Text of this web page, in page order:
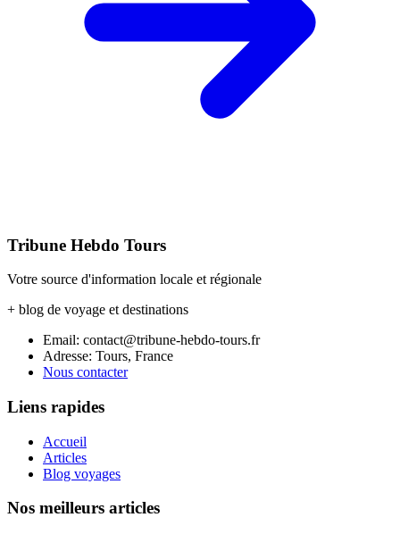
Tribune Hebdo Tours
Votre source d'information locale et régionale
+ blog de voyage et destinations
Email: contact@tribune-hebdo-tours.fr
Adresse: Tours, France
Nous contacter
Liens rapides
Accueil
Articles
Blog voyages
Nos meilleurs articles